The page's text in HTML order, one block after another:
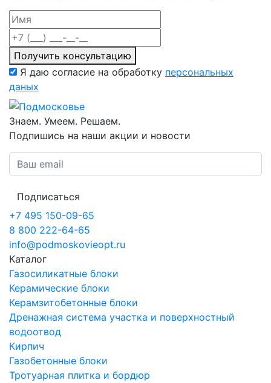
Получить консультацию
Я даю согласие на обработку персональных
даных
Знаем. Умеем. Решаем.
Подпишись на наши акции и новости
Подписаться
+7 495 150-09-65
8 800 222-64-65
info@podmoskovieopt.ru
Каталог
Газосиликатные блоки
Керамические блоки
Керамзитобетонные блоки
Дренажная система участка и поверхностный
водоотвод
Кирпич
Газобетонные блоки
Тротуарная плитка и бордюр